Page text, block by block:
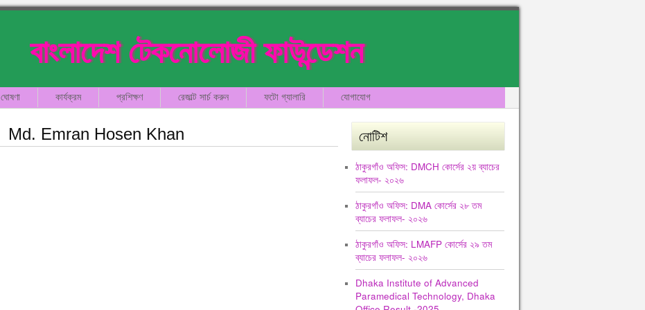
বাংলাদেশ টেকনোলোজী ফাউন্ডেশন
ঘোষণা কার্যক্রম প্রশিক্ষণ রেজাল্ট সার্চ করুন ফটো গ্যালারি যোগাযোগ
Md. Emran Hosen Khan নোটিশ
ঠাকুরগাঁও অফিস: DMCH কোর্সের ২য় ব্যাচের
ফলাফল- ২০২৬
ঠাকুরগাঁও অফিস: DMA কোর্সের ২৮ তম
ব্যাচের ফলাফল- ২০২৬
ঠাকুরগাঁও অফিস: LMAFP কোর্সের ২৯ তম
ব্যাচের ফলাফল- ২০২৬
Dhaka Institute of Advanced
Paramedical Technology, Dhaka